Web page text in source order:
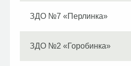
ЗДО №7 «Перлинка»
ЗДО №2 «Горобинка»